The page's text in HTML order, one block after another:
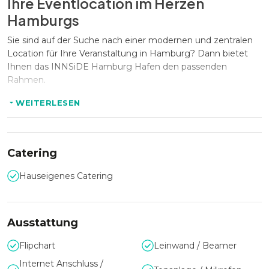
Hamburgs
Sie sind auf der Suche nach einer modernen und zentralen
Location für Ihre Veranstaltung in Hamburg? Dann bietet
Ihnen das INNSiDE Hamburg Hafen den passenden
Rahmen.
Flexible Veranstaltungsräume für
In flexiblen Veranstaltungsräumen für bis zu 120 Personen
können Sie Tagungen, Meetings, Firmenevents und
Weihnachtsfeiern optimal umsetzen.
Kulinarik & Sommerfeste mit
besonderem Flair
Das Hotel verfügt über ein internationales Restaurant, eine
WEITERLESEN
Catering
Hauseigenes Catering
Ausstattung
Flipchart
Leinwand / Beamer
Internet Anschluss /